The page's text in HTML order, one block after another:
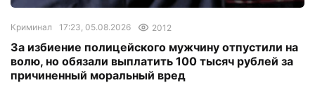
Криминал 17:23, 05.08.2026 2012
За избиение полицейского мужчину отпустили на
волю, но обязали выплатить 100 тысяч рублей за
причиненный моральный вред